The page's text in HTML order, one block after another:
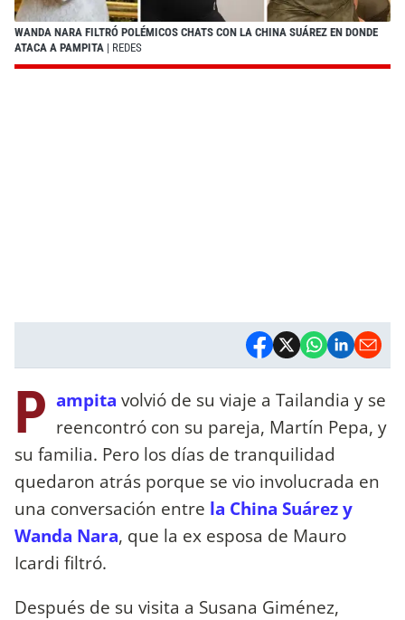
WANDA NARA FILTRÓ POLÉMICOS CHATS CON LA CHINA SUÁREZ EN DONDE
ATACA A PAMPITA | REDES
P ampita volvió de su viaje a Tailandia y se
reencontró con su pareja, Martín Pepa, y
su familia. Pero los días de tranquilidad
quedaron atrás porque se vio involucrada en
una conversación entre la China Suárez y
Wanda Nara, que la ex esposa de Mauro
Icardi filtró.
Después de su visita a Susana Giménez,